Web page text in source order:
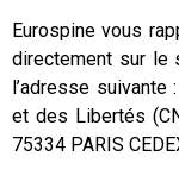
Eurospine vous
directement sur le
l’adresse suivante
et des Libertés
75334 PARIS